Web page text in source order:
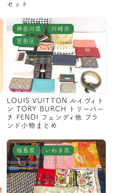
セット
神奈川県 川崎市
宮前区
LOUIS VUITTON ルイヴィト
ン TORY BURCH トリーバー
チ FENDI フェンディ他 ブラ
ンド小物まとめ
福島県 いわき市